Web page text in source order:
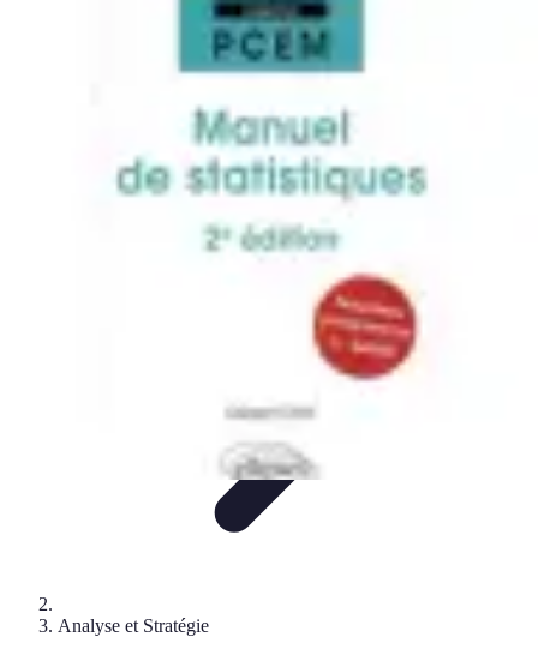
Actualités Analyse des
TendancesAnalyses
Analyse et Stratégie